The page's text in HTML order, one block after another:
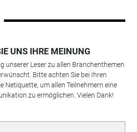
UNS IHRE MEINUNG
unserer Leser zu allen Branchenthemen
Bitte achten Sie bei Ihren
Netiquette, um allen Teilnehmern eine
zu ermöglichen. Vielen Dank!